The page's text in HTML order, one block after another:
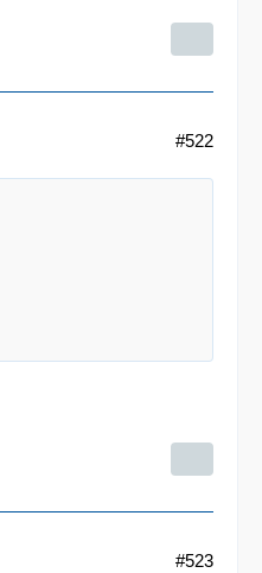
#522
#523